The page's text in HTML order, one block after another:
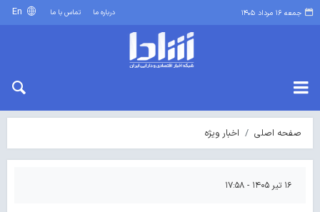
جمعه ۱۶ مرداد ۱۴۰۵ درباره ما تماس با ما
صفحه اصلی اخبار ویژه
۱۶ تیر ۱۴۰۵ - ۱۷:۵۸